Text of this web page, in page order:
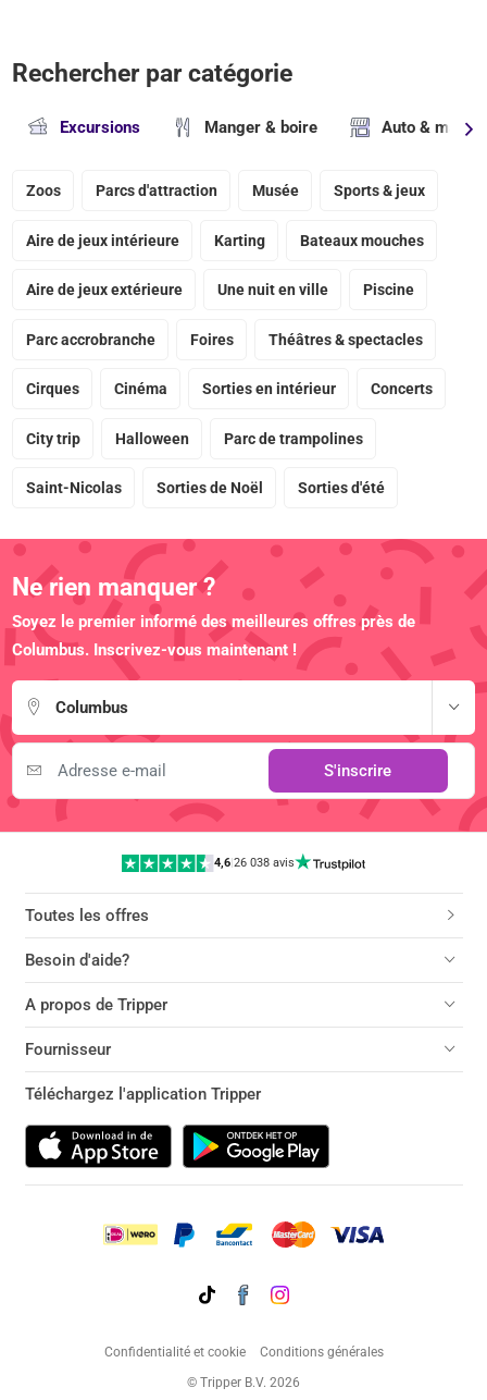
Rechercher par catégorie
Excursions Manger & boire Auto &
Zoos Parcs d'attraction Musée Sports & jeux
Aire de jeux intérieure Karting Bateaux mouches
Aire de jeux extérieure Une nuit en ville Piscine
Parc accrobranche Foires Théâtres & spectacles
Cirques Cinéma Sorties en intérieur Concerts
City trip Halloween Parc de trampolines
Saint-Nicolas Sorties de Noël Sorties d'été
Ne rien manquer ?
Soyez le premier informé des meilleures offres près de
Columbus. Inscrivez-vous maintenant !
Columbus
S'inscrire
4,6 |26 038 avis
Toutes les offres
Besoin d'aide?
A propos de Tripper
Fournisseur
Téléchargez l'application Tripper
Confidentialité et cookie
Conditions générales
© Tripper B.V. 2026